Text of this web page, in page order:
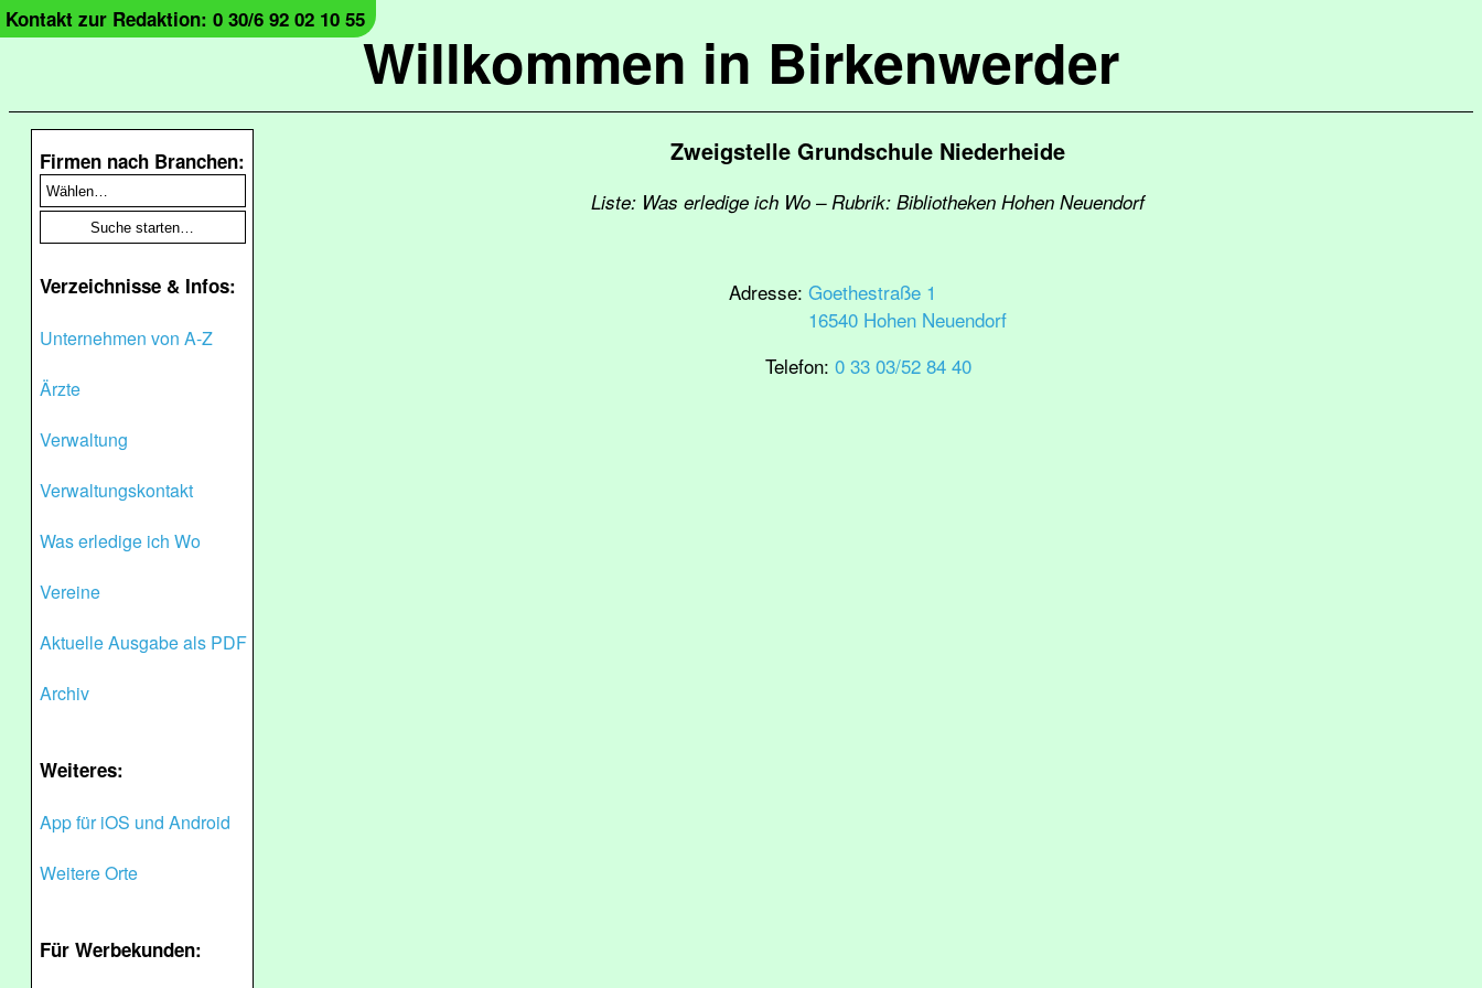
Willkommen in Birkenwerder
Kontakt zur Redaktion: 0 30/6 92 02 10 55
Firmen nach Branchen:
Verzeichnisse & Infos:
Unternehmen von A-Z
Ärzte
Verwaltung
Verwaltungskontakt
Was erledige ich Wo
Vereine
Aktuelle Ausgabe als PDF
Archiv
Weiteres:
App für iOS und Android
Weitere Orte
Für Werbekunden:
Zweigstelle Grundschule Niederheide
Liste: Was erledige ich Wo – Rubrik: Bibliotheken Hohen Neuendorf
Adresse: Goethestraße 1
16540 Hohen Neuendorf
Telefon: 0 33 03/52 84 40